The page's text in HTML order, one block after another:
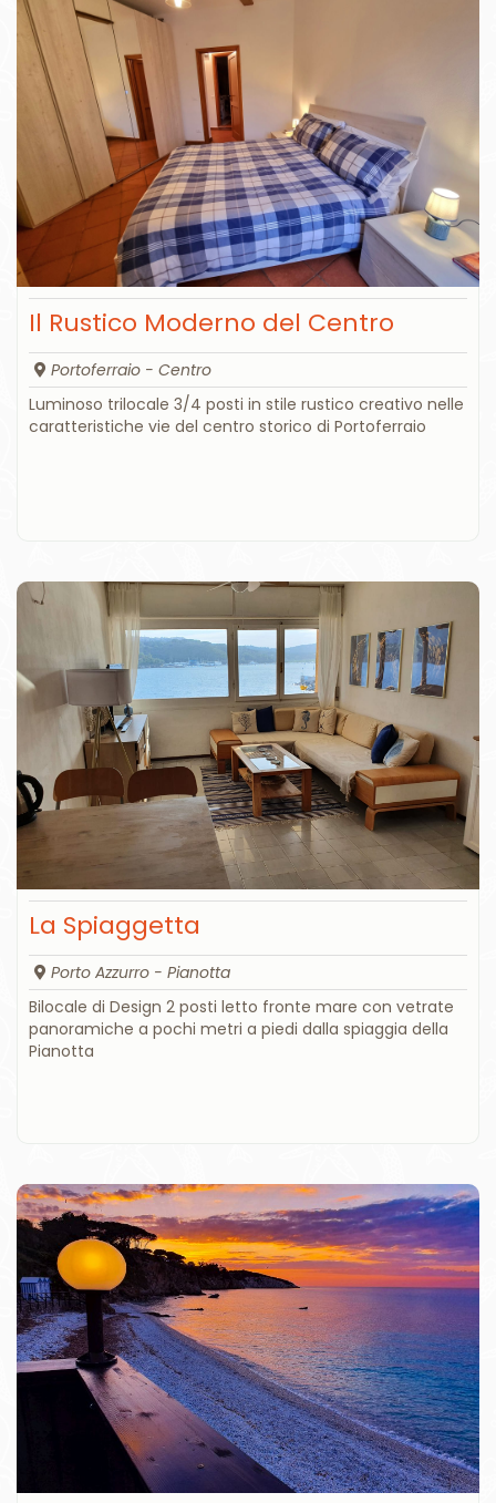
Il Rustico Moderno del Centro
Portoferraio - Centro
Luminoso trilocale 3/4 posti in stile rustico creativo nelle
caratteristiche vie del centro storico di Portoferraio
La Spiaggetta
Porto Azzurro - Pianotta
Bilocale di Design 2 posti letto fronte mare con vetrate
panoramiche a pochi metri a piedi dalla spiaggia della
Pianotta